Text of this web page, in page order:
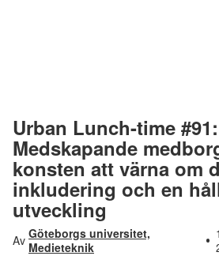
Urban Lunch-time #91:
Medskapande
konsten att värna om
inkludering och en
utveckling
Av Göteborgs universitet,
Medieteknik